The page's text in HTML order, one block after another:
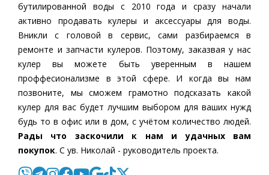
бутилированной воды c 2010 года и сразу начали
активно продавать кулеры и аксессуары для воды.
Вникли с головой в сервис, сами разбираемся в
ремонте и запчасти кулеров. Поэтому, заказвая у нас
кулер вы можете быть уверенным в нашем
проффесионализме в этой сфере. И когда вы нам
позвоните, мы сможем грамотно подсказать какой
кулер для вас будет лучшим выбором для ваших нужд
будь то в офис или в дом, с учётом количество людей.
Рады что заскочили к нам и удачных вам
покупок. С ув. Николай - руководитель проекта.